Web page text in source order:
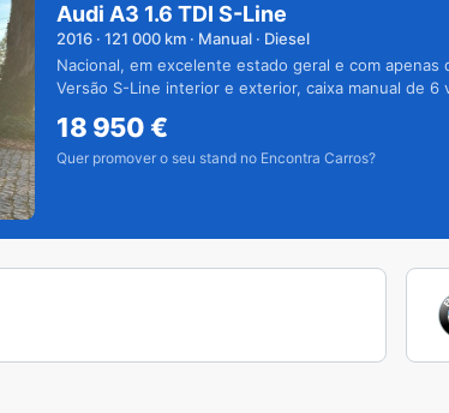
Audi A3 1.6 TDI S-Line
2016 · 121 000 km · Manual · Diesel
Nacional, em excelente estado geral e com apenas
Versão S-Line interior e exterior, caixa manual de 6
18 950€
Quer promover o seu stand no Encontra Carros?